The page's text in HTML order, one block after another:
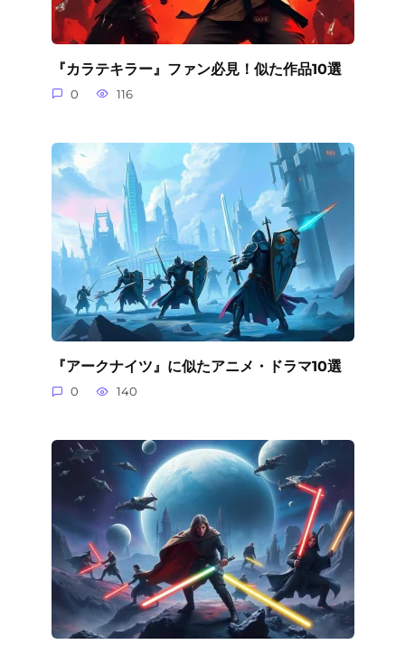
『カラテキラー』ファン必見！似た作品10選
0 116
『アークナイツ』に似たアニメ・ドラマ10選
0 140